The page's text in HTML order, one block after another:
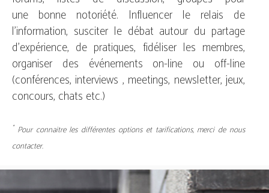
une bonne notoriété. Influencer le relais de
l'information, susciter le débat autour du partage
d'expérience, de pratiques, fidéliser les membres,
organiser des événements on-line ou off-line
(conférences, interviews , meetings, newsletter, jeux,
concours, chats etc.)
*Pour connaitre les différentes options et tarifications, merci de nous
contacter.